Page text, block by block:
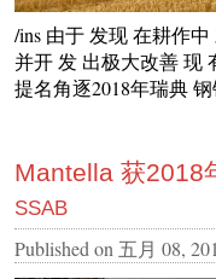
/ins 由于 发现 在耕作
并开 发 出极大改善 现
提名角逐2018年瑞典 钢
Mantella 获2018
SSAB
Published on 五月 08,